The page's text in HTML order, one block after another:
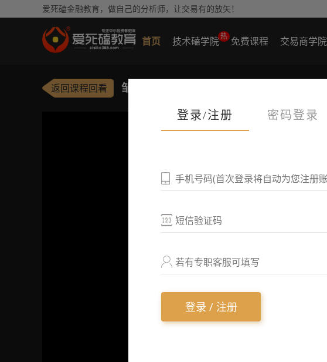
爱死磕金融教育，做自己的分析师，让交易有的放矢！
首页 技术磕学院热 免费课程 交易商学院
登录/注册 密码登录
登录 / 注册
返回课程回看 邹衍｜打造闭环的交易体系